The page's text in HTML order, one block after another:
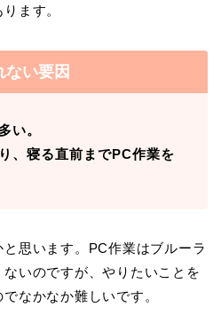
ます。
ない要因
い。
、寝る直前までPC作業を
思います。PC作業はブルーラ
いのですが、やりたいことを
なかなか難しいです。